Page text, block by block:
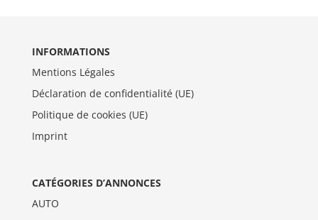
INFORMATIONS
Mentions Légales
Déclaration de confidentialité (UE)
Politique de cookies (UE)
Imprint
CATÉGORIES D’ANNONCES
AUTO